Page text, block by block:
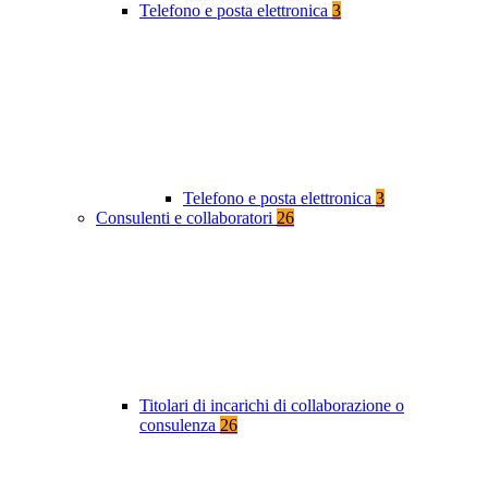
Telefono e posta elettronica 3
Telefono e posta elettronica 3
Consulenti e collaboratori 26
Titolari di incarichi di collaborazione o
consulenza 26